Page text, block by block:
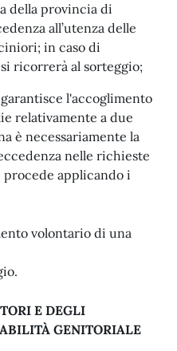
della provincia di
all’utenza delle
in caso di
ricorrerà al sorteggio;
l'accoglimento
relativamente a due
è necessariamente la
nelle richieste
procede applicando i
volontario di una
E DEGLI
GENITORIALE